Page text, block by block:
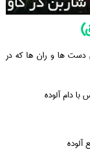
ها و ران ها که در
با دام آلوده
آلوده